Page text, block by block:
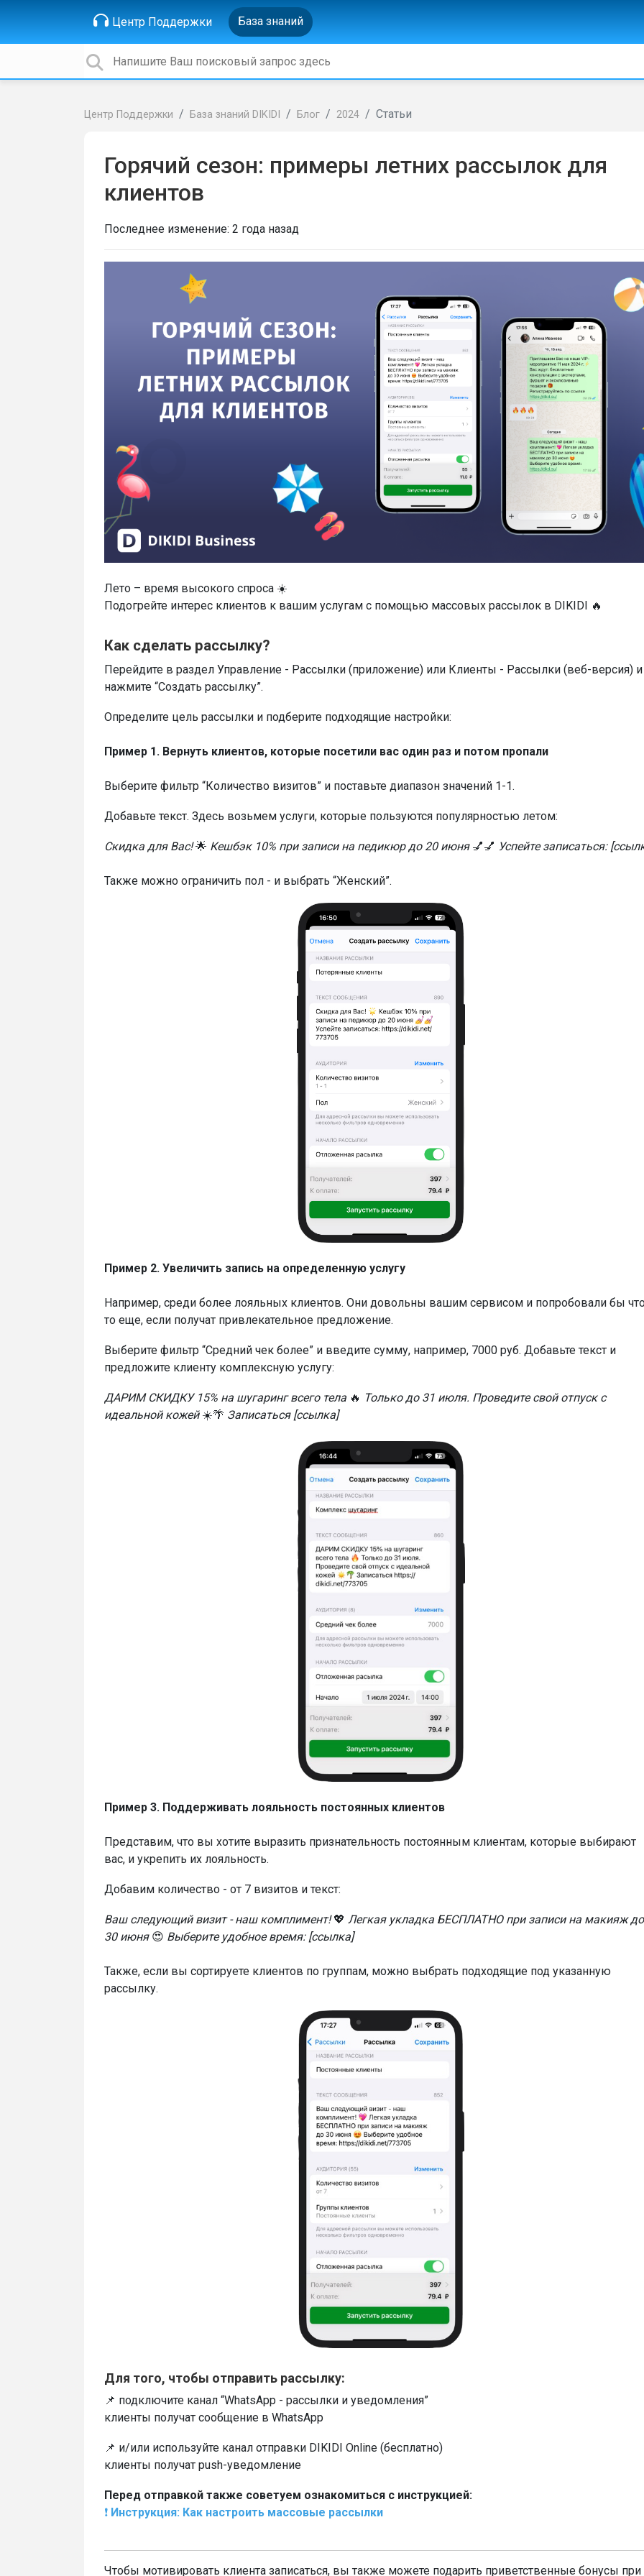
Центр Поддержки База знаний
Центр Поддержки База знаний DIKIDI Блог 2024 Статьи
Горячий сезон: примеры летних рассылок для
клиентов
Последнее изменение: 2 года назад
Лето – время высокого спроса ☀️
Подогрейте интерес клиентов к вашим услугам с помощью массовых рассылок в DIKIDI 🔥
Как сделать рассылку?
Перейдите в раздел Управление - Рассылки (приложение) или Клиенты - Рассылки (веб-версия) и
нажмите “Создать рассылку”.
Определите цель рассылки и подберите подходящие настройки:
Пример 1. Вернуть клиентов, которые посетили вас один раз и потом пропали
Выберите фильтр “Количество визитов” и поставьте диапазон значений 1-1.
Добавьте текст. Здесь возьмем услуги, которые пользуются популярностью летом:
Скидка для Вас!🌟 Кешбэк 10% при записи на педикюр до 20 июня 💅💅 Успейте записаться:
Также можно ограничить пол - и выбрать “Женский”.
Пример 2. Увеличить запись на определенную услугу
Например, среди более лояльных клиентов. Они довольны вашим сервисом и попробовали бы
то еще, если получат привлекательное предложение.
Выберите фильтр “Средний чек более” и введите сумму, например, 7000 руб. Добавьте текст и
предложите клиенту комплексную услугу:
ДАРИМ СКИДКУ 15% на шугаринг всего тела 🔥 Только до 31 июля. Проведите свой отпуск с
идеальной кожей ☀️🌴 Записаться [ссылка]
Пример 3. Поддерживать лояльность постоянных клиентов
Представим, что вы хотите выразить признательность постоянным клиентам, которые выбирают
вас, и укрепить их лояльность.
Добавим количество - от 7 визитов и текст:
Ваш следующий визит - наш комплимент!💖 Легкая укладка БЕСПЛАТНО при записи на макияж до
30 июня 😍 Выберите удобное время: [ссылка]
Также, если вы сортируете клиентов по группам, можно выбрать подходящие под указанную
рассылку.
Для того, чтобы отправить рассылку:
📌 подключите канал “WhatsApp - рассылки и уведомления”
клиенты получат сообщение в WhatsApp
📌 и/или используйте канал отправки DIKIDI Online (бесплатно)
клиенты получат push-уведомление
Перед отправкой также советуем ознакомиться с инструкцией:
❗️ Инструкция: Как настроить массовые рассылки
Чтобы мотивировать клиента записаться, вы также можете подарить приветственные бонусы при